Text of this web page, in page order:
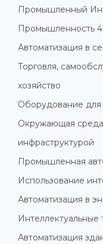
Промышленный
Промышленность
Автоматизация в
Торговля,
хозяйство
Оборудование
Окружающая
инфраструктурой
Промышленная
Использование
Автоматизация в
Автоматизация